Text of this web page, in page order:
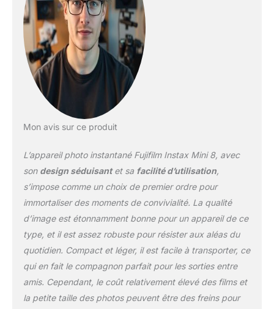
Mon avis sur ce produit
L’appareil photo instantané Fujifilm Instax Mini 8, avec
son design séduisantet sa facilité d’utilisation,
s’impose comme un choix de premier ordre pour
immortaliser des moments de convivialité. La qualité
d’image est étonnamment bonne pour un appareil de ce
type, et il est assez robuste pour résister aux aléas du
quotidien. Compact et léger, il est facile à transporter, ce
qui en fait le compagnon parfait pour les sorties entre
amis. Cependant, le coût relativement élevé des films et
la petite taille des photos peuvent être des freins pour